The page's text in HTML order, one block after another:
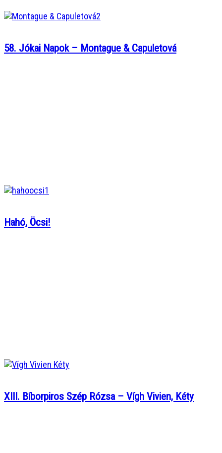
58. Jókai Napok – Montague & Capuletová
Hahó, Öcsi!
XIII. Bíborpiros Szép Rózsa – Vígh Vivien, Kéty